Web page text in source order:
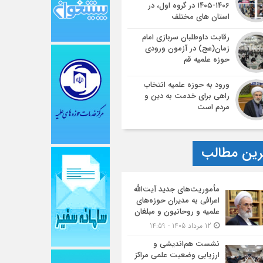
۱۴۰۶-۱۴۰۵ در گروه اول، در
استان های مختلف
رقابت داوطلبان سربازی امام
زمان(عج) در آزمون ورودی
حوزه علمیه قم
ورود به حوزه علمیه انتخاب
راهی برای خدمت به دین و
مردم است
مطالب
مأموریت‌های جدید آیت‌الله
اعرافی به مدیران حوزه‌های
علمیه و روحانیون و مبلغان
نشست هم‌اندیشی و
ارزیابی وضعیت علمی مراکز